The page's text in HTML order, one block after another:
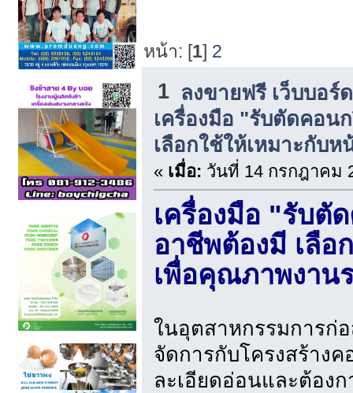
หน้า: [1] 2
1 ลงขายฟรี เว็บบอร์
เครื่องมือ "รับตัดคอน
เลือกใช้ให้เหมาะกับห
« เมื่อ: วันที่ 14 กรกฎาคม
เครื่องมือ "รับตั
อาชีพต้องมี เลือ
เพื่อคุณภาพงาน
ในอุตสาหกรรมการก่
จัดการกับโครงสร้างค
ละเอียดอ่อนและต้อง